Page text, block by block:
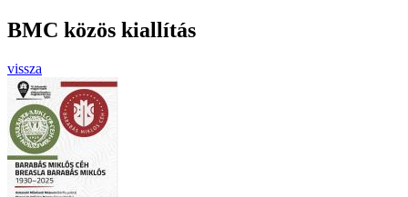
BMC közös kiallítás
vissza